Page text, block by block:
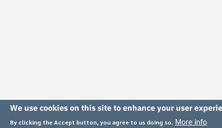
We use cookies on this site to enhance your user
By clicking the Accept button, you agree to us doing so. More info